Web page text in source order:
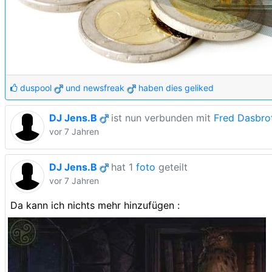
duspool und newsfreak haben dies geliked
DJ Jens.B ist nun verbunden mit Fred
vor 7 Jahren
DJ Jens.B hat 1 foto geteilt
vor 7 Jahren
Da kann ich nichts mehr hinzufügen :